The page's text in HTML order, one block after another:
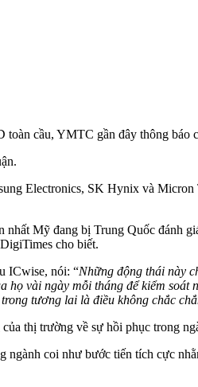
cầu, YMTC gần đây thông
Electronics, SK Hynix và
Mỹ đang bị Trung Quốc đánh
cho biết.
ICwise, nói: “Những động thái này
họ vài ngày mỗi tháng để kiểm
tương lai là điều không chắc
thị trường về sự hồi phục trong
ngành coi như bước tiến tích cực